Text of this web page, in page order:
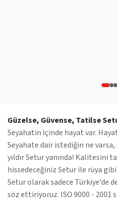
Güzelse, Güvense, Tatilse
Seyahatin içinde hayat var.
Seyahate dair istediğin ne
yıldır Setur yanında! Kalitesini
hissedeceğiniz Setur ile rüya
Setur olarak sadece Türkiye’de
söz ettiriyoruz. ISO 9000 -